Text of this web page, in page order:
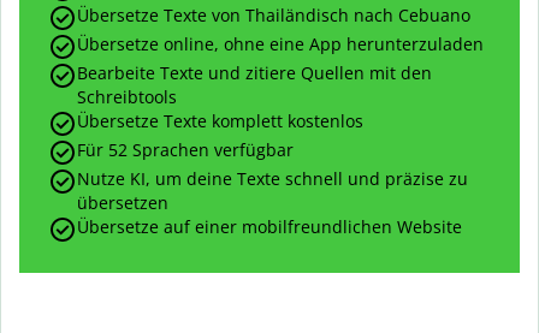
Übersetze Texte von Thailändisch nach Cebuano
Übersetze online, ohne eine App herunterzuladen
Bearbeite Texte und zitiere Quellen mit den
Schreibtools
Übersetze Texte komplett kostenlos
Für 52 Sprachen verfügbar
Nutze KI, um deine Texte schnell und präzise zu
übersetzen
Übersetze auf einer mobilfreundlichen Website